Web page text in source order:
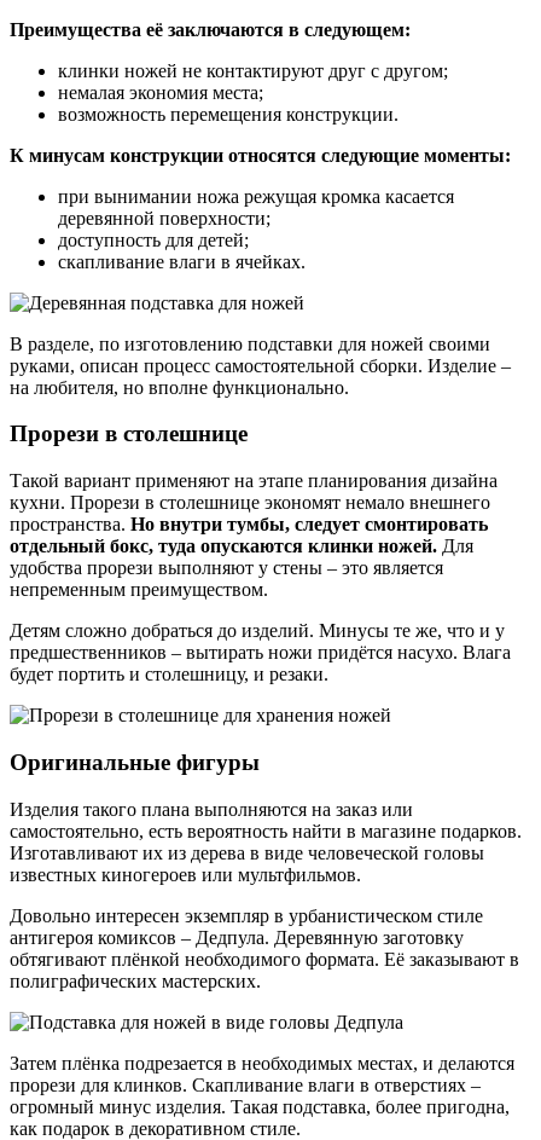
Преимущества её заключаются в следующем:
клинки ножей не контактируют друг с другом;
немалая экономия места;
возможность перемещения конструкции.
К минусам конструкции относятся следующие моменты:
при вынимании ножа режущая кромка касается
деревянной поверхности;
доступность для детей;
скапливание влаги в ячейках.
В разделе, по изготовлению подставки для ножей своими
руками, описан процесс самостоятельной сборки. Изделие –
на любителя, но вполне функционально.
Прорези в столешнице
Такой вариант применяют на этапе планирования дизайна
кухни. Прорези в столешнице экономят немало внешнего
пространства. Но внутри тумбы, следует смонтировать
отдельный бокс, туда опускаются клинки ножей. Для
удобства прорези выполняют у стены – это является
непременным преимуществом.
Детям сложно добраться до изделий. Минусы те же, что и у
предшественников – вытирать ножи придётся насухо. Влага
будет портить и столешницу, и резаки.
Оригинальные фигуры
Изделия такого плана выполняются на заказ или
самостоятельно, есть вероятность найти в магазине подарков.
Изготавливают их из дерева в виде человеческой головы
известных киногероев или мультфильмов.
Довольно интересен экземпляр в урбанистическом стиле
антигероя комиксов – Дедпула. Деревянную заготовку
обтягивают плёнкой необходимого формата. Её заказывают в
полиграфических мастерских.
Затем плёнка подрезается в необходимых местах, и делаются
прорези для клинков. Скапливание влаги в отверстиях –
огромный минус изделия. Такая подставка, более пригодна,
как подарок в декоративном стиле.